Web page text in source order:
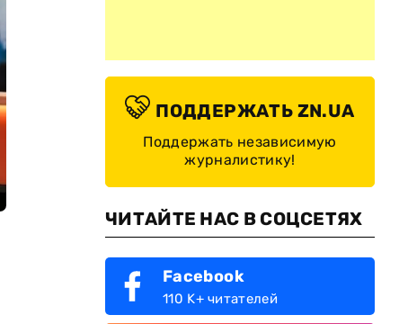
ПОДДЕРЖАТЬ ZN.UA
Поддержать независимую
журналистику!
ЧИТАЙТЕ НАС В СОЦСЕТЯХ
Facebook
110 K+ читателей